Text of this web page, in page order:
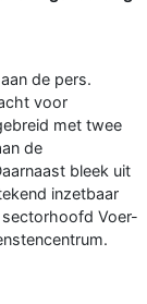
de pers.
voor
met twee
de
bleek uit
inzetbaar
sectorhoofd Voer-